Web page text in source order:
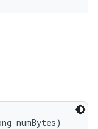
numBytes)